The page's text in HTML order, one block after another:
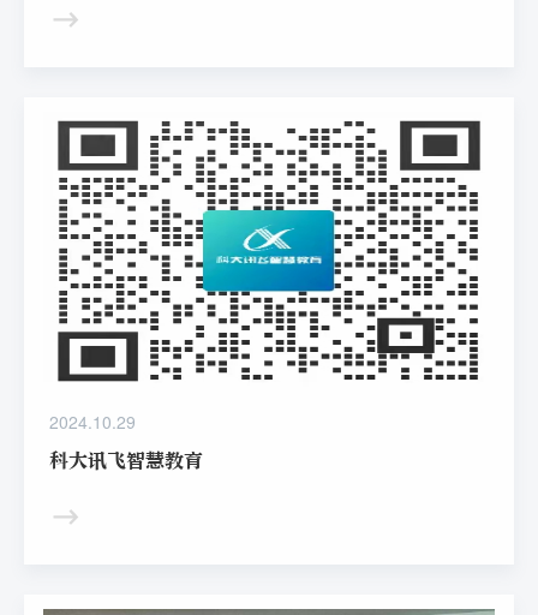
积极探索智慧教育的新模式，2023年2月榆次区教育局为二
从智能考试分析系统的引入，到个性化学习方案的制定；从
线上线下融合的教学场景，到大数据驱动的精准评价，这段
时期以来程文珍老师一直在积极投身于智慧教育的探索与实
践，为提升教学成效、助力学生全面发展贡
2024.10.29
科大讯飞智慧教育